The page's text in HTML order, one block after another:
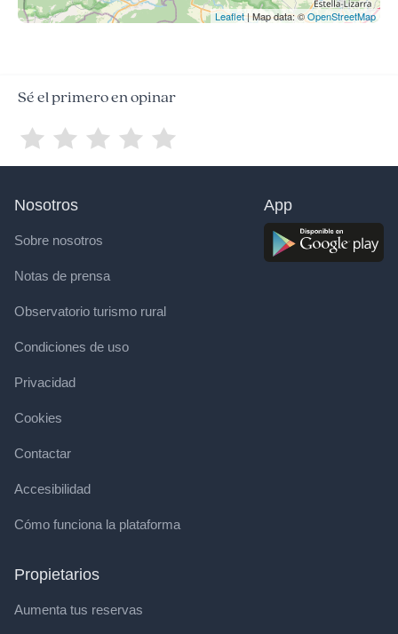
Leaflet| Map data: ©OpenStreetMap
Sé el primero en opinar
Nosotros
Sobre nosotros
Notas de prensa
Observatorio turismo rural
Condiciones de uso
Privacidad
Cookies
Contactar
Accesibilidad
Cómo funciona la plataforma
Propietarios
Aumenta tus reservas
App